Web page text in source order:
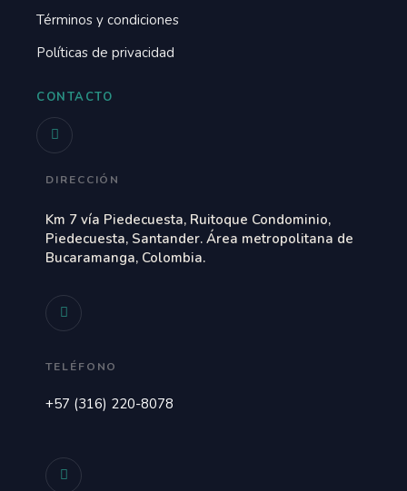
Términos y condiciones
Políticas de privacidad
CONTACTO
DIRECCIÓN
Km 7 vía Piedecuesta, Ruitoque Condominio,
Piedecuesta, Santander. Área metropolitana de
Bucaramanga, Colombia.
TELÉFONO
+57 (316) 220-8078